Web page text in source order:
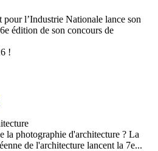
pour l’Industrie Nationale lance son
édition de son concours de
la photographie d'architecture ? La
de l'architecture lancent la 7e...